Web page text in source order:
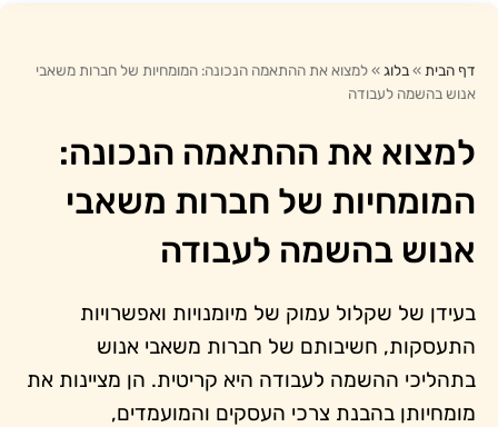
דף הבית »בלוג »למצוא את ההתאמה הנכונה: המומחיות של חברות משאבי
אנוש בהשמה לעבודה
למצוא את ההתאמה הנכונה:
המומחיות של חברות משאבי
אנוש בהשמה לעבודה
בעידן של שקלול עמוק של מיומנויות ואפשרויות
התעסקות, חשיבותם של חברות משאבי אנוש
בתהליכי ההשמה לעבודה היא קריטית. הן מציינות את
מומחיותן בהבנת צרכי העסקים והמועמדים,